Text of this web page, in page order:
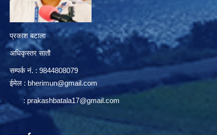
प्रकाश बटाला
अधिकृस्तर सातौ
सम्पर्क न‌ं. : 9844808079
ईमेल : bherimun@gmail.com
: prakashbatala17@gmail.com